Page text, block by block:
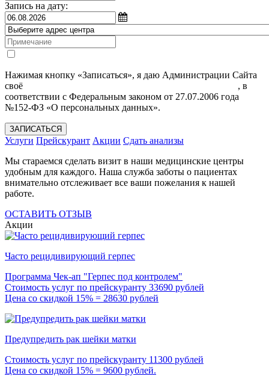
Запись на дату:
Нажимая кнопку «Записаться», я даю Администрации Сайта
своё
, в
соответствии с Федеральным законом от 27.07.2006 года
№152-ФЗ «О персональных данных».
ЗАПИСАТЬСЯ
Услуги Прейскурант Акции Сдать анализы
Мы стараемся сделать визит в наши медицинские центры
удобным для каждого. Наша служба заботы о пациентах
внимательно отслеживает все ваши пожелания к нашей
работе.
ОСТАВИТЬ ОТЗЫВ
Акции
Часто рецидивирующий герпес
Программа Чек-ап "Герпес под контролем"
Стоимость услуг по прейскуранту 33690 рублей
Цена со скидкой 15% = 28630 рублей
Предупредить рак шейки матки
Стоимость услуг по прейскуранту 11300 рублей
Цена со скидкой 15% = 9600 рублей.